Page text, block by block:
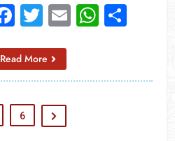
Facebook
Twitter
Email
Read More
6